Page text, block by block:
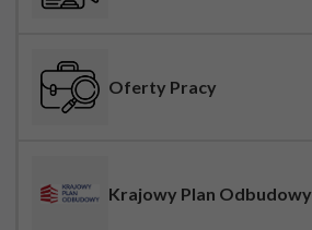
Oferty Pracy
Krajowy Plan Odbudowy